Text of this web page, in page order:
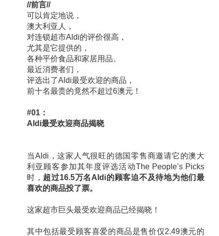
//前言//
可以肯定地说，
澳大利亚人，
对连锁超市Aldi的评价很高，
尤其是它提供的，
各种平价食品和家居用品。
最近消费者们，
评选出了Aldi最受欢迎的商品，
前十名最贵的竟然不超过6澳元！
#01：
Aldi最受欢迎商品揭晓
当Aldi，这家人气很旺的德国零售商邀请它的澳大
利亚顾客参加其年度评选活动The People’s Picks
时， 超过16.5万名Aldi的顾客迫不及待地为他们最
喜欢的商品投了票。
这家超市巨头最受欢迎商品已经揭晓！
其中包括最受顾客喜爱的商品是售价仅2.49澳元的